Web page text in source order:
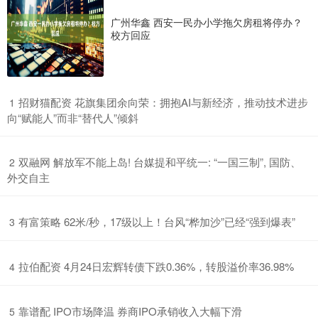
广州华鑫 西安一民办小学拖欠房租将停办？
校方回应
1 ​招财猫配资 花旗集团余向荣：拥抱AI与新经济，推动技术进步
向“赋能人”而非“替代人”倾斜
2 ​双融网 解放军不能上岛! 台媒提和平统一: “一国三制”, 国防、
外交自主
3 ​有富策略 62米/秒，17级以上！台风“桦加沙”已经“强到爆表”
4 ​拉伯配资 4月24日宏辉转债下跌0.36%，转股溢价率36.98%
5 ​靠谱配 IPO市场降温 券商IPO承销收入大幅下滑